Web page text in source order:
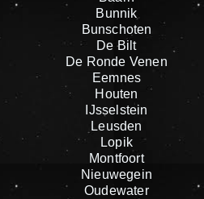
Bunnik
Bunschoten
De Bilt
De Ronde Venen
Eemnes
Houten
IJsselstein
Leusden
Lopik
Montfoort
Nieuwegein
Oudewater